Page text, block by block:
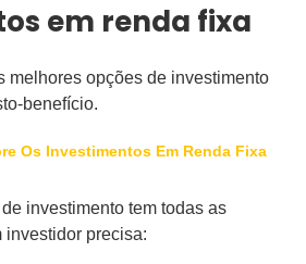
em renda fixa
melhores opções de investimento
benefício.
Os Investimentos Em Renda Fixa
investimento tem todas as
investidor precisa: